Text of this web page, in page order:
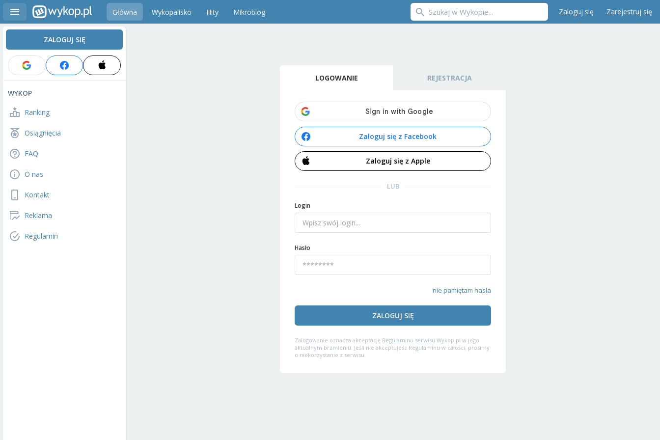
Główna Wykopalisko Hity Mikroblog Zaloguj się Zarejestruj się
ZALOGUJ SIĘ
WYKOP
Ranking
Osiągnięcia
FAQ
O nas
Kontakt
Reklama
Regulamin
LOGOWANIE REJESTRACJA
Zaloguj się z Facebook
Zaloguj się z Apple
LUB
Login
Hasło
nie pamiętam hasła
ZALOGUJ SIĘ
Zalogowanie oznacza akceptację Regulaminu serwisu Wykop.pl w jego
aktualnym brzmieniu. Jeśli nie akceptujesz Regulaminu w całości, prosimy
o niekorzystanie z serwisu.